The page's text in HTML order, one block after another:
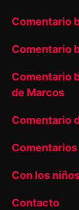
Comentario
Comentario
Comentario
de Marcos
Comentario
Con los
Contacto